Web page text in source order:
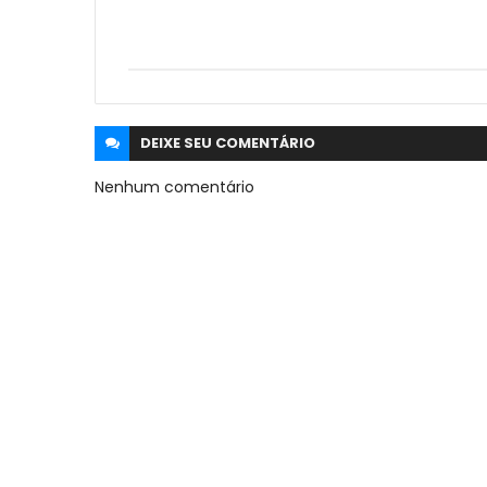
DEIXE SEU COMENTÁRIO
Nenhum comentário